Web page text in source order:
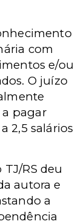
com
e/ou
O juízo
pagar
2,5 salários
RS deu
autora e
a